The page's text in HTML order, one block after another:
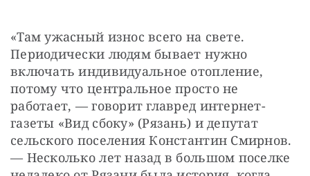
«Там ужасный износ всего на свете.
Периодически людям бывает нужно
включать индивидуальное отопление,
потому что центральное просто не
работает, — говорит главред интернет-
газеты «Вид сбоку» (Рязань) и депутат
сельского поселения Константин Смирнов.
— Несколько лет назад в большом поселке